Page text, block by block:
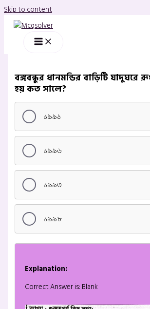
Skip to content
বঙ্গবন্ধুর ধানমন্ডির বাড়িটি যাদুঘরে
হয় কত সালে?
১৯৯১
১৯৯৬
১৯৯৩
১৯৯৮
Explanation:
Correct Answer is: Blank